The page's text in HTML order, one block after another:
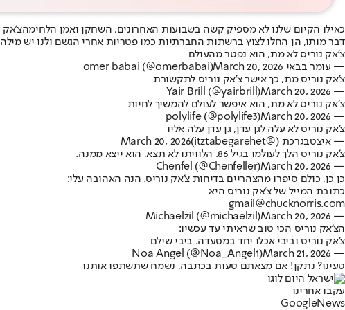
כאילו הקיום שלנו לא מספיק קשה בשבועות האחרונים, השחקן ואמן הלחימהצ'אק
דבר מותו, הן החלו לצוץ ברשתות החברתיות כמו פטריות אחרי הגשם ולנו יש
צ׳אק נוריס לא מת, הוא נפטר מהעולם
— עומר בבאי omer babai (@omerbabai) March 20, 2026
צ'אק נוריס מת, כך אישר צ'אק נוריס לתקשורת
— Yair Brill (@yairbrill)
March 20, 2026
צ׳אק נוריס לא מת, הוא איפשר לעולם להמשיך לחיות
— polylife (@polylife3)
March 20, 2026
צ'אק נוריס לא עלה לגן עדן, גן עדן עלה אליו
— איצטבגרכת (@itztabegarehet)
March 20, 2026
צ'אק נוריס הלך לעולמו בגיל 86. הלוויתו לא תצא, הוא ייצא ממנה.
— Chenfel (@Chenfeller)
March 20, 2026
כן כן, כולם סיפרו מהצהריים בדיחות צ'אק נוריס. הנה האהובה עלי:
כתובת המייל של צ'אק נוריס היא
gmail@chucknorris.com
— Michaelzil (@michaelzil)
March 20, 2026
הצ'אק נוריס הכי טוב שראיתי עד עכשיו:
צ'אק נוריס וביבי אכלו יחד במסעדה. ביבי שילם
— Noa Angel (@Noa_Angel1)
March 21, 2026
טעינו? נתקן! אם מצאתם טעות בכתבה, נשמח שתשתפו אותנו
עקבו אחרינו
Googl eNews